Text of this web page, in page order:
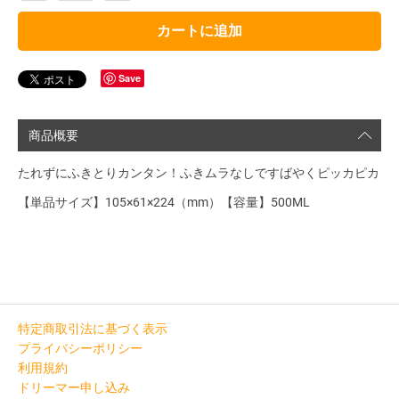
カートに追加
Save
商品概要
たれずにふきとりカンタン！ふきムラなしですばやくピッカピカ
【単品サイズ】105×61×224（mm）【容量】500ML
特定商取引法に基づく表示
プライバシーポリシー
利用規約
ドリーマー申し込み